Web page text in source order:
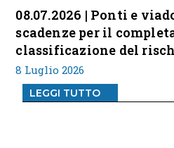
08.07.2026 | Ponti e
scadenze per il
classificazione del
8 Luglio 2026
LEGGI TUTTO